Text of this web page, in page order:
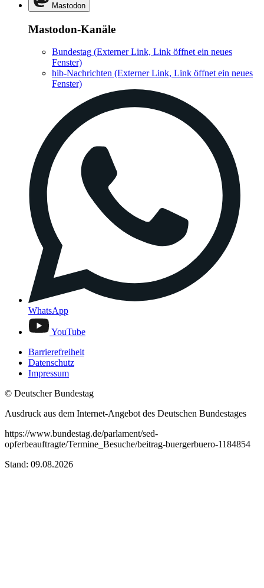
Mastodon
Mastodon-Kanäle
Bundestag (Externer Link, Link öffnet ein neues
Fenster)
hib-Nachrichten (Externer Link, Link öffnet ein neues
Fenster)
WhatsApp
YouTube
Barrierefreiheit
Datenschutz
Impressum
© Deutscher Bundestag
Ausdruck aus dem Internet-Angebot des Deutschen Bundestages
https://www.bundestag.de/parlament/sed-
opferbeauftragte/Termine_Besuche/beitrag-buergerbuero-1184854
Stand: 09.08.2026